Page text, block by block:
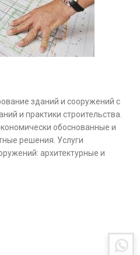
зданий и сооружений с
и практики строительства.
обоснованные и
решения. Услуги
архитектурные и
цикл работ с учётом норм и